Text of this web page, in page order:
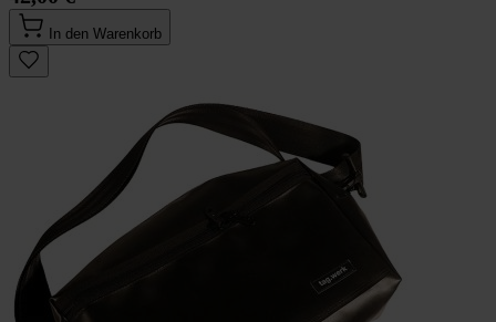
In den Warenkorb